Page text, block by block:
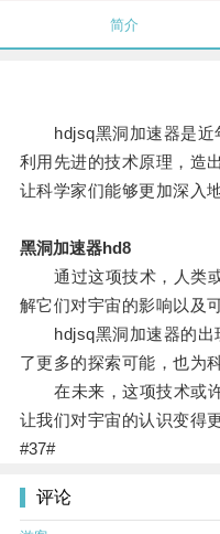
简介
hdjsq黑洞加速器是近
利用先进的技术原理，造
让科学家们能够更加深入
黑洞加速器hd8
通过这项技术，人类或
解它们对宇宙的影响以及
hdjsq黑洞加速器的出
了更多的探索可能，也为
在未来，这项技术或许
让我们对宇宙的认识变得
#37#
评论